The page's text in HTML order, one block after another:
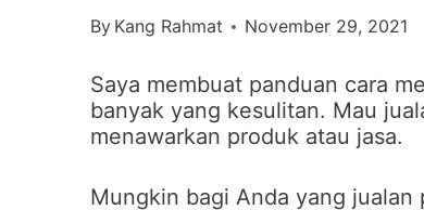
By Kang Rahmat November 29, 2021
Saya membuat panduan cara
banyak yang kesulitan. Mau
menawarkan produk atau jasa.
Mungkin bagi Anda yang